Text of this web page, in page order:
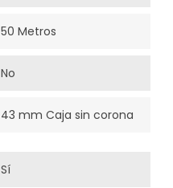
50 Metros
No
43 mm Caja sin corona
Sí